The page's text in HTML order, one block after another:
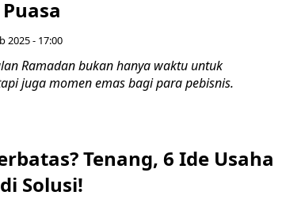
2025 - 17:00
Ramadan bukan hanya waktu untuk
juga momen emas bagi para pebisnis.
Tenang, 6 Ide Usaha
Solusi!